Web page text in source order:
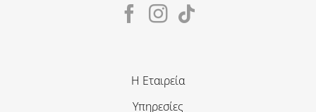
Η Εταιρεία
Υπηρεσίες